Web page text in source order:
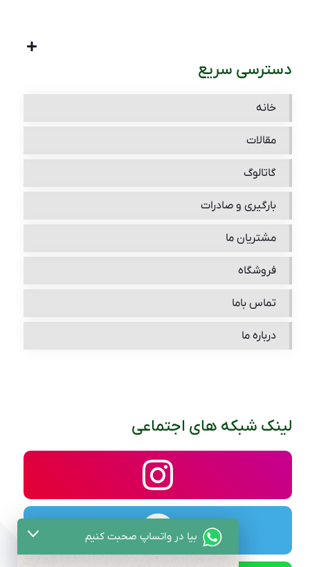
دسترسی سریع
خانه
مقالات
گاتالوگ
بارگیری و صادرات
مشتریان ما
فروشگاه
تماس باما
درباره ما
لینک شبکه های اجتماعی
بیا در واتساپ صحبت کنیم